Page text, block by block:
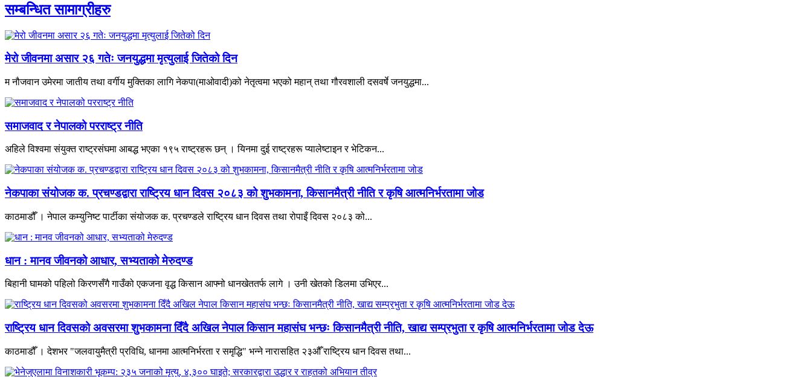
सम्बन्धित सामाग्रीहरु
मेरो जीवनमा असार २६ गतेः जनयुद्धमा मृत्युलाई जितेको दिन
म नौजवान उमेरमा जातीय तथा वर्गीय मुक्तिका लागि नेकपा(माओवादी)को नेतृत्वमा भएको महान् तथा गौरवशाली दसवर्षे जनयुद्धमा...
समाजवाद र नेपालको परराष्ट्र नीति
अहिले विश्वमा संयुक्त राष्ट्रसंघमा आबद्ध भएका १९५ राष्ट्रहरू छन् । यिनमा दुई राष्ट्रहरू प्यालेष्टाइन र भेटिकन...
नेकपाका संयोजक क. प्रचण्डद्वारा राष्ट्रिय धान दिवस २०८३ को शुभकामना, किसानमैत्री नीति र कृषि आत्मनिर्भरतामा जोड
काठमाडौँ । नेपाल कम्युनिष्ट पार्टीका संयोजक क. प्रचण्डले राष्ट्रिय धान दिवस तथा रोपाइँ दिवस २०८३ को...
धान : मानव जीवनको आधार, सभ्यताको मेरुदण्ड
बिहानी घामको पहिलो किरणसँगै गाउँको एकजना वृद्ध किसान आफ्नो धानखेततर्फ लागे । उनी खेतको डिलमा उभिएर...
राष्ट्रिय धान दिवसको अवसरमा शुभकामना दिँदै अखिल नेपाल किसान महासंघ भन्छः किसानमैत्री नीति, खाद्य सम्प्रभुता र कृषि आत्मनिर्भरतामा जोड देऊ
काठमाडौँ । देशभर "जलवायुमैत्री प्रविधि, धानमा आत्मनिर्भरता र समृद्धि" भन्ने नारासहित २३औँ राष्ट्रिय धान दिवस तथा...